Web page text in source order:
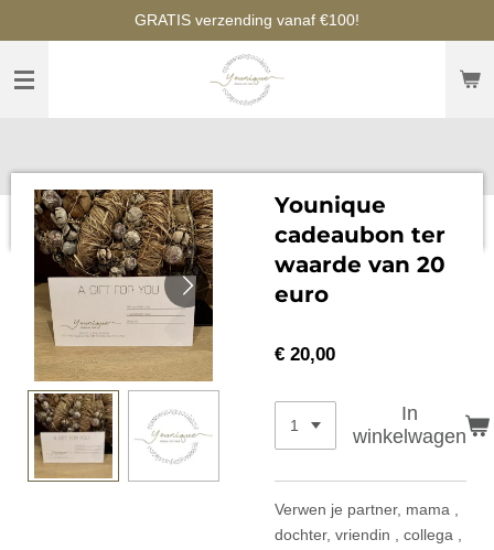
naar
hoofdinhoud
GRATIS verzending vanaf €100!
Younique
cadeaubon ter
waarde van 20
euro
€ 20,00
In
winkelwagen
Verwen je partner, mama ,
dochter, vriendin , collega ,